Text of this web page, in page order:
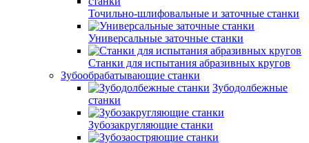
Точильно-шлифовальные и заточные станки
Универсальные заточные станки
Станки для испытания абразивных кругов
Зубообрабатывающие станки
Зубодолбежные
станки
Зубозакругляющие станки